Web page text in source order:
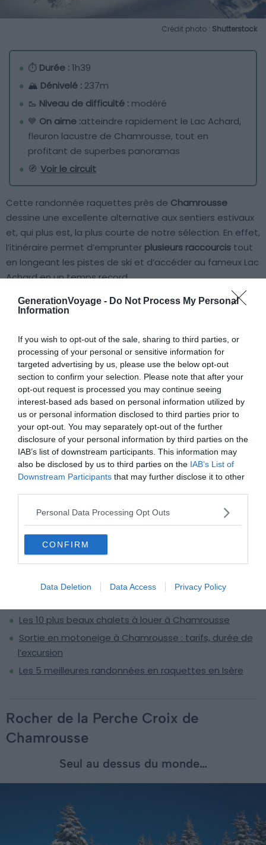
GenerationVoyage - Do Not Process My Personal
Information
If you wish to opt-out of the sale, sharing to third parties, or
processing of your personal or sensitive information for
targeted advertising by us, please use the below opt-out
section to confirm your selection. Please note that after your
opt-out request is processed you may continue seeing
interest-based ads based on personal information utilized by
us or personal information disclosed to third parties prior to
your opt-out. You may separately opt-out of the further
disclosure of your personal information by third parties on the
IAB’s list of downstream participants. This information may
also be disclosed by us to third parties on the IAB’s List of
Downstream Participants that may further disclose it to other
Personal Data Processing Opt Outs
CONFIRM
Data Deletion Data Access Privacy Policy
Crédit photo : Shutterstock
⏱ Durée :1h39
🏔️ Dénivelé : 237m
🥾 Niveau de difficulté : modéré
💙 On aime :atteindre rapidement le Lac Achard,
fleuron lacustre de Chamrousse, tout en
profitant de superbes panoramas
🧭 Voir le circuit
Cette randonnée raquettes près de Chamrousse
dessine une excellente alternative aux sentiers estivaux
et, qui plus est, la plus courte de notre sélection. En effet,
l’itinéraire permet d’emprunter plusieurs raccourcis tout
en longeant les pistes de ski et d’accéder au fameux Lac
Achard en un temps record.
La montée débute tout en douceur à l’orée de la forêt. À
chaîne de Belledonne et les sommets alpins est tout
simplement splendide. Quant au Lac Achard, il dort dans
un décor hivernal des plus photogéniques. Une invitation
à la contemplation, bien loin de la foule estivale que l’on
reconnaît au lieu. Les nuées de randonneurs, les
tourbières, les roches sombres et alcalines ont courbé
l’échine. La neige et un somptueux vide blanc s’étalent à
perte de vue.
Voir ce circuit
À lire aussi sur le guide Auvergne-Rhône-
Alpes :
Airbnb Chamrousse : les meilleures locations Airbnb à
Les 10 plus beaux chalets à louer à Chamrousse
Sortie en motoneige à Chamrousse : tarifs, durée de
l’excursion
Les 5 meilleures randonnées en raquettes en Isère
Rocher de la Perche Croix de
Chamrousse
Seul au dessus du monde…